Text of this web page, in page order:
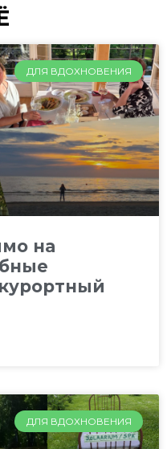
ДЛЯ ВДОХНОВЕНИЯ
на
ДЛЯ ВДОХНОВЕНИЯ